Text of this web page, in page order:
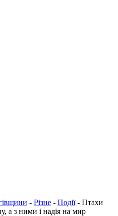
- Різне - Події- Птахи
а з ними і надія на мир